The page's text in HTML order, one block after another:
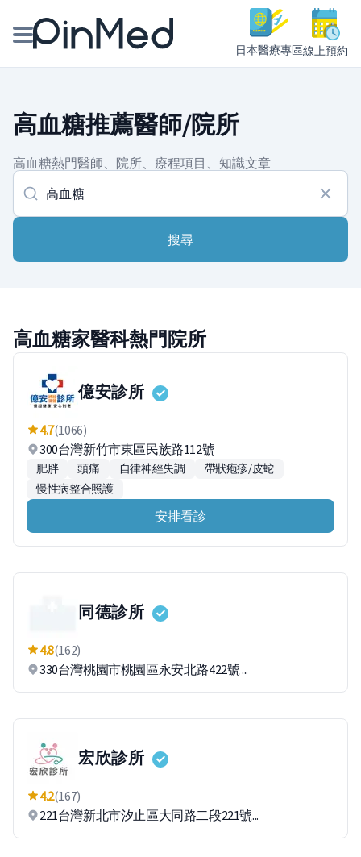
日本醫療專區線上預約
醫師專欄專訪
健康主題館
我是醫療人員
高血糖推薦醫師/院所
高血糖熱門醫師、院所、療程項目、知識文章
搜尋
高血糖家醫科熱門院所
億安診所
4.7(1066)
300台灣新竹市東區民族路112號
肥胖 頭痛 自律神經失調
帶狀疱疹/皮蛇
慢性病整合照護
安排看診
同德診所
4.8(162)
330台灣桃園市桃園區永安北路422號 ...
宏欣診所
4.2(167)
221台灣新北市汐止區大同路二段221號...